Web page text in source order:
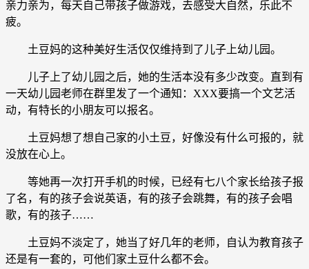
亲力亲为，每天自己带孩子做游戏，去感受大自然，乐此不
疲。
土豆妈的这种美好生活仅仅维持到了儿子上幼儿园。
儿子上了幼儿园之后，她的生活本没有多少改变。直到有
一天幼儿园老师在群里发了一个通知：XXX要搞一个文艺活
动，有特长的小朋友可以报名。
土豆妈想了想自己家的小土豆，好像没有什么可报的，就
没放在心上。
等她再一次打开手机的时候，已经有七八个家长给孩子报
了名，有的孩子会说英语，有的孩子会跳舞，有的孩子会唱
歌，有的孩子……
土豆妈不淡定了，她当了好几年的老师，自认为教育孩子
还是有一套的，可他们家土豆什么都不会。